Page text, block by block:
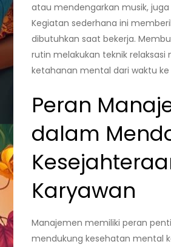
atau mendengarkan musik,
Kegiatan sederhana ini
dibutuhkan saat bekerja.
rutin melakukan teknik relaksasi
ketahanan mental dari waktu ke
Peran
dalam
Karyawan
Manajemen memiliki peran
mendukung kesehatan mental